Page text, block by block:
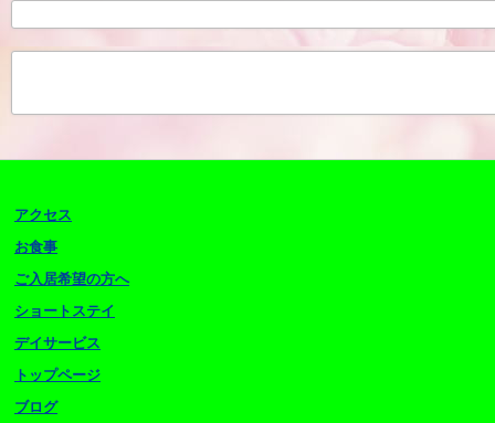
アクセス
お食事
ご入居希望の方へ
ショートステイ
デイサービス
トップページ
ブログ